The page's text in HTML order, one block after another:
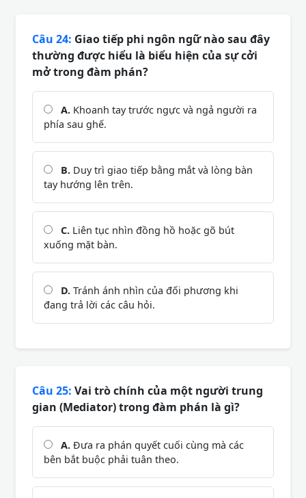
Câu 24: Giao tiếp phi ngôn ngữ nào sau đây
thường được hiểu là biểu hiện của sự cởi
mở trong đàm phán?
A. Khoanh tay trước ngực và ngả người ra
phía sau ghế.
B. Duy trì giao tiếp bằng mắt và lòng bàn
tay hướng lên trên.
C. Liên tục nhìn đồng hồ hoặc gõ bút
xuống mặt bàn.
D. Tránh ánh nhìn của đối phương khi
đang trả lời các câu hỏi.
Câu 25: Vai trò chính của một người trung
gian (Mediator) trong đàm phán là gì?
A. Đưa ra phán quyết cuối cùng mà các
bên bắt buộc phải tuân theo.